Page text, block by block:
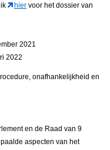
hier voor het dossier van
2021
2022
onafhankelijkheid en
en de Raad van 9
aspecten van het